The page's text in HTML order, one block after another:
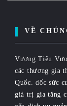
VỀ
Vượng Tiêu
các thương gia
Quốc. dốc sức
giá trị gia tăng